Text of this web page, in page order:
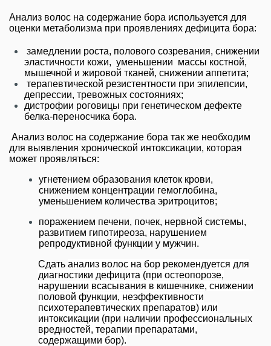
Анализ волос на содержание бора используется для
оценки метаболизма при проявлениях дефицита бора:
замедлении роста, полового созревания, снижении
эластичности кожи, уменьшении массы костной,
мышечной и жировой тканей, снижении аппетита;
терапевтической резистентности при эпилепсии,
депрессии, тревожных состояниях;
дистрофии роговицы при генетическом дефекте
белка-переносчика бора.
Анализ волос на содержание бора так же необходим
для выявления хронической интоксикации, которая
может проявляться:
угнетением образования клеток крови,
снижением концентрации гемоглобина,
уменьшением количества эритроцитов;
поражением печени, почек, нервной системы,
развитием гипотиреоза, нарушением
репродуктивной функции у мужчин.
Сдать анализ волос на бор рекомендуется для
диагностики дефицита (при остеопорозе,
нарушении всасывания в кишечнике, снижении
половой функции, неэффективности
психотерапевтических препаратов) или
интоксикации (при наличии профессиональных
вредностей, терапии препаратами,
содержащими бор).